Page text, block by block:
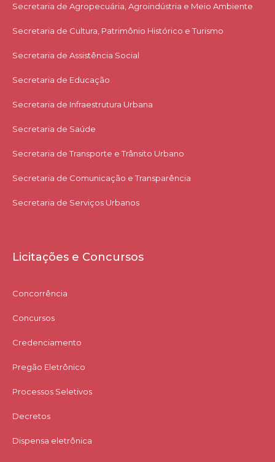
Secretaria de Agropecuária, Agroindústria e Meio Ambiente
Secretaria de Cultura, Patrimônio Histórico e Turismo
Secretaria de Assistência Social
Secretaria de Educação
Secretaria de Infraestrutura Urbana
Secretaria de Saúde
Secretaria de Transporte e Trânsito Urbano
Secretaria de Comunicação e Transparência
Secretaria de Serviços Urbanos
Licitações e Concursos
Concorrência
Concursos
Credenciamento
Pregão Eletrônico
Processos Seletivos
Decretos
Dispensa eletrônica